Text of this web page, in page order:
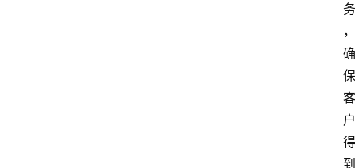
务
，
确
保
客
户
得
到